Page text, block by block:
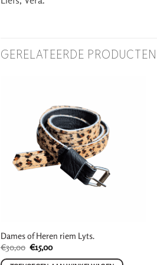
GERELATEERDE PRODUCTEN
Dames of Heren riem Lyts.
€30,00 Oorspronkelijke
prijs
€15,00Huidige